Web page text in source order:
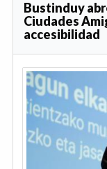
Bustinduy
Ciudades
accesibilidad